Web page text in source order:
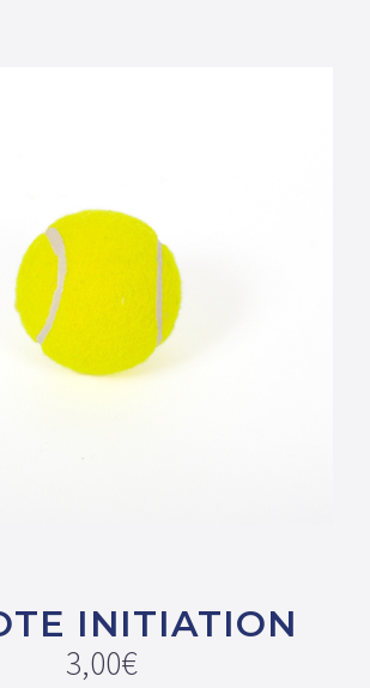
INITIATION
3,00€